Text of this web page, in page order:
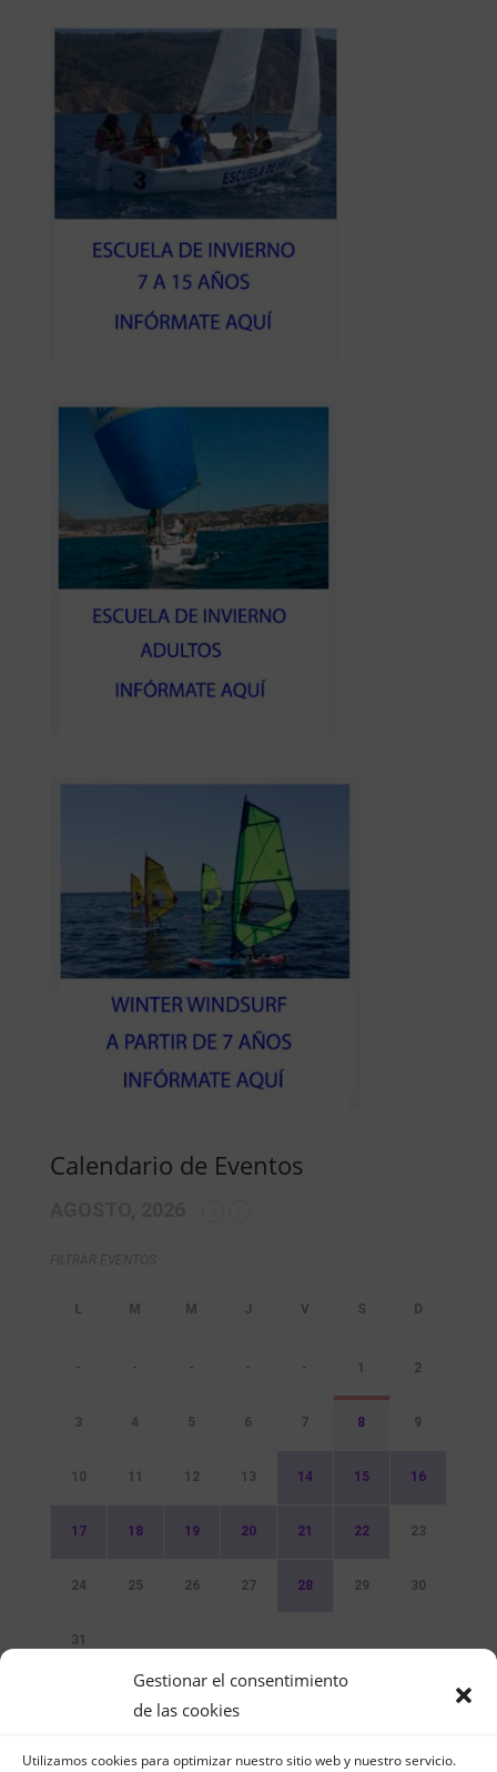
Gestionar el consentimiento
de las cookies
Utilizamos cookies para optimizar nuestro sitio web y nuestro servicio.
Calendario de Eventos
- - - - - 1 2
3 4 5 6 7 8 9
10 11 12 13 14 15 16
17 18 19 20 21 22 23
24 25 26 27 28 29 30
31
Sin Eventos